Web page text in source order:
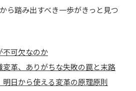
ら踏み出すべき一歩がきっと見つ
不可欠なのか
変革、ありがちな失敗の罠と末路
日から使える変革の原理原則